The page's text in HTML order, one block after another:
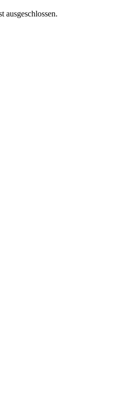
ausgeschlossen.